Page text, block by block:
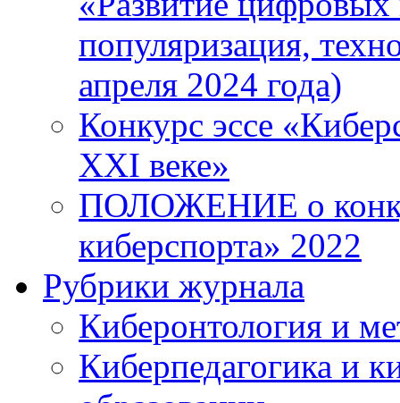
популяризация,
апреля 2024 года)
Конкурс эссе
XXI веке»
ПОЛОЖЕНИЕ о
киберспорта» 2022
Рубрики журнала
Киберонтология и
Киберпедагогика и